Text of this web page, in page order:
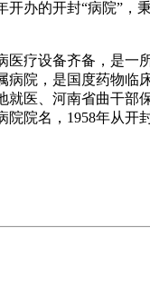
办的开封“病院”，
设备齐备，是一
院，是国度药物
医、河南省曲干部
院名，1958年从